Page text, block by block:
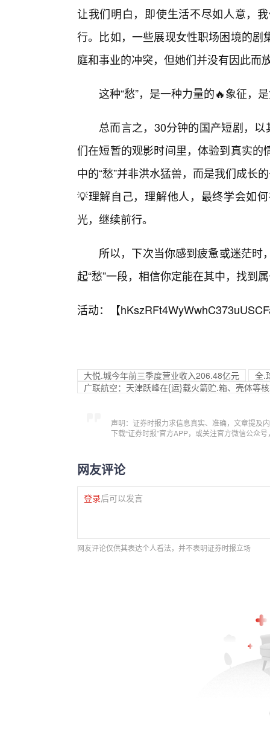
让我们明白，即使生活不尽如人意，
行。比如，一些展现女性职场困境的
庭和事业的冲突，但她们并没有因此而
这种“愁”，是一种力量的🔥象征，
总而言之，30分钟的国产短剧，
们在短暂的观影时间里，体验到真实
中的“愁”并非洪水猛兽，而是我们成长
💡理解自己，理解他人，最终学会如
光，继续前行。
所以，下次当你感到疲惫或迷茫时
起“愁”一段，相信你定能在其中，找到
活动：【
大悦.城今年前三季度营业收入206.48亿元
全.
广联航空：天津跃峰在{运}载火箭贮.箱、壳体等
声明：证券时报力求信息真实、准确，文章提及
下载“证券时报”官方APP，或关注官方微信公众
网友评论
登录后可以发言
网友评论仅供其表达个人看法，并不表明证券时报立场